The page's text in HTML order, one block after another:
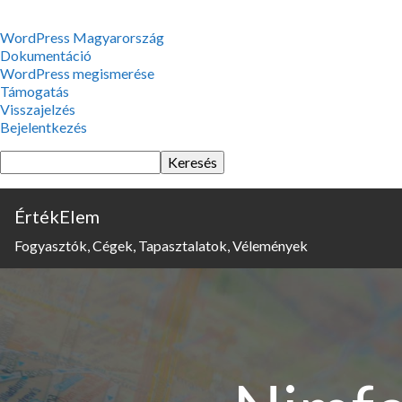
WordPress,
a
csodás
WordPress Magyarország
Dokumentáció
WordPress megismerése
Támogatás
Visszajelzés
Bejelentkezés
Keresés
ÉrtékElem
Fogyasztók, Cégek, Tapasztalatok, Vélemények